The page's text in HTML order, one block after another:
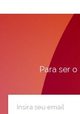
Para ser